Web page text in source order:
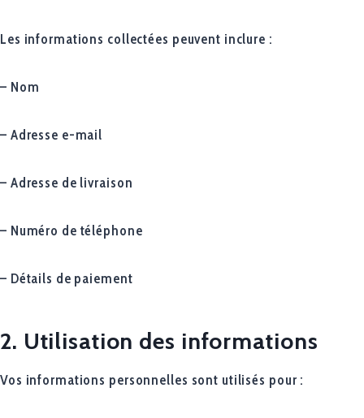
Les informations collectées peuvent inclure :
– Nom
– Adresse e-mail
– Adresse de livraison
– Numéro de téléphone
– Détails de paiement
2. Utilisation des informations
Vos informations personnelles sont utilisés pour :